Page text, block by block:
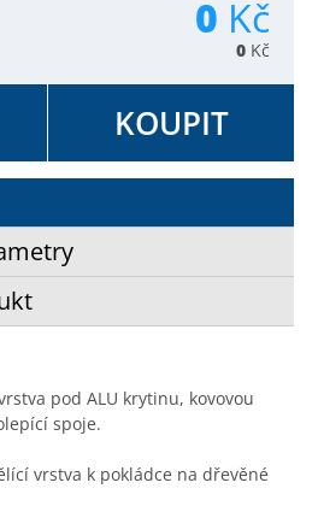
0 Kč
0 Kč
KOUPIT
pod ALU krytinu, kovovou
spoje.
vrstva k pokládce na dřevěné